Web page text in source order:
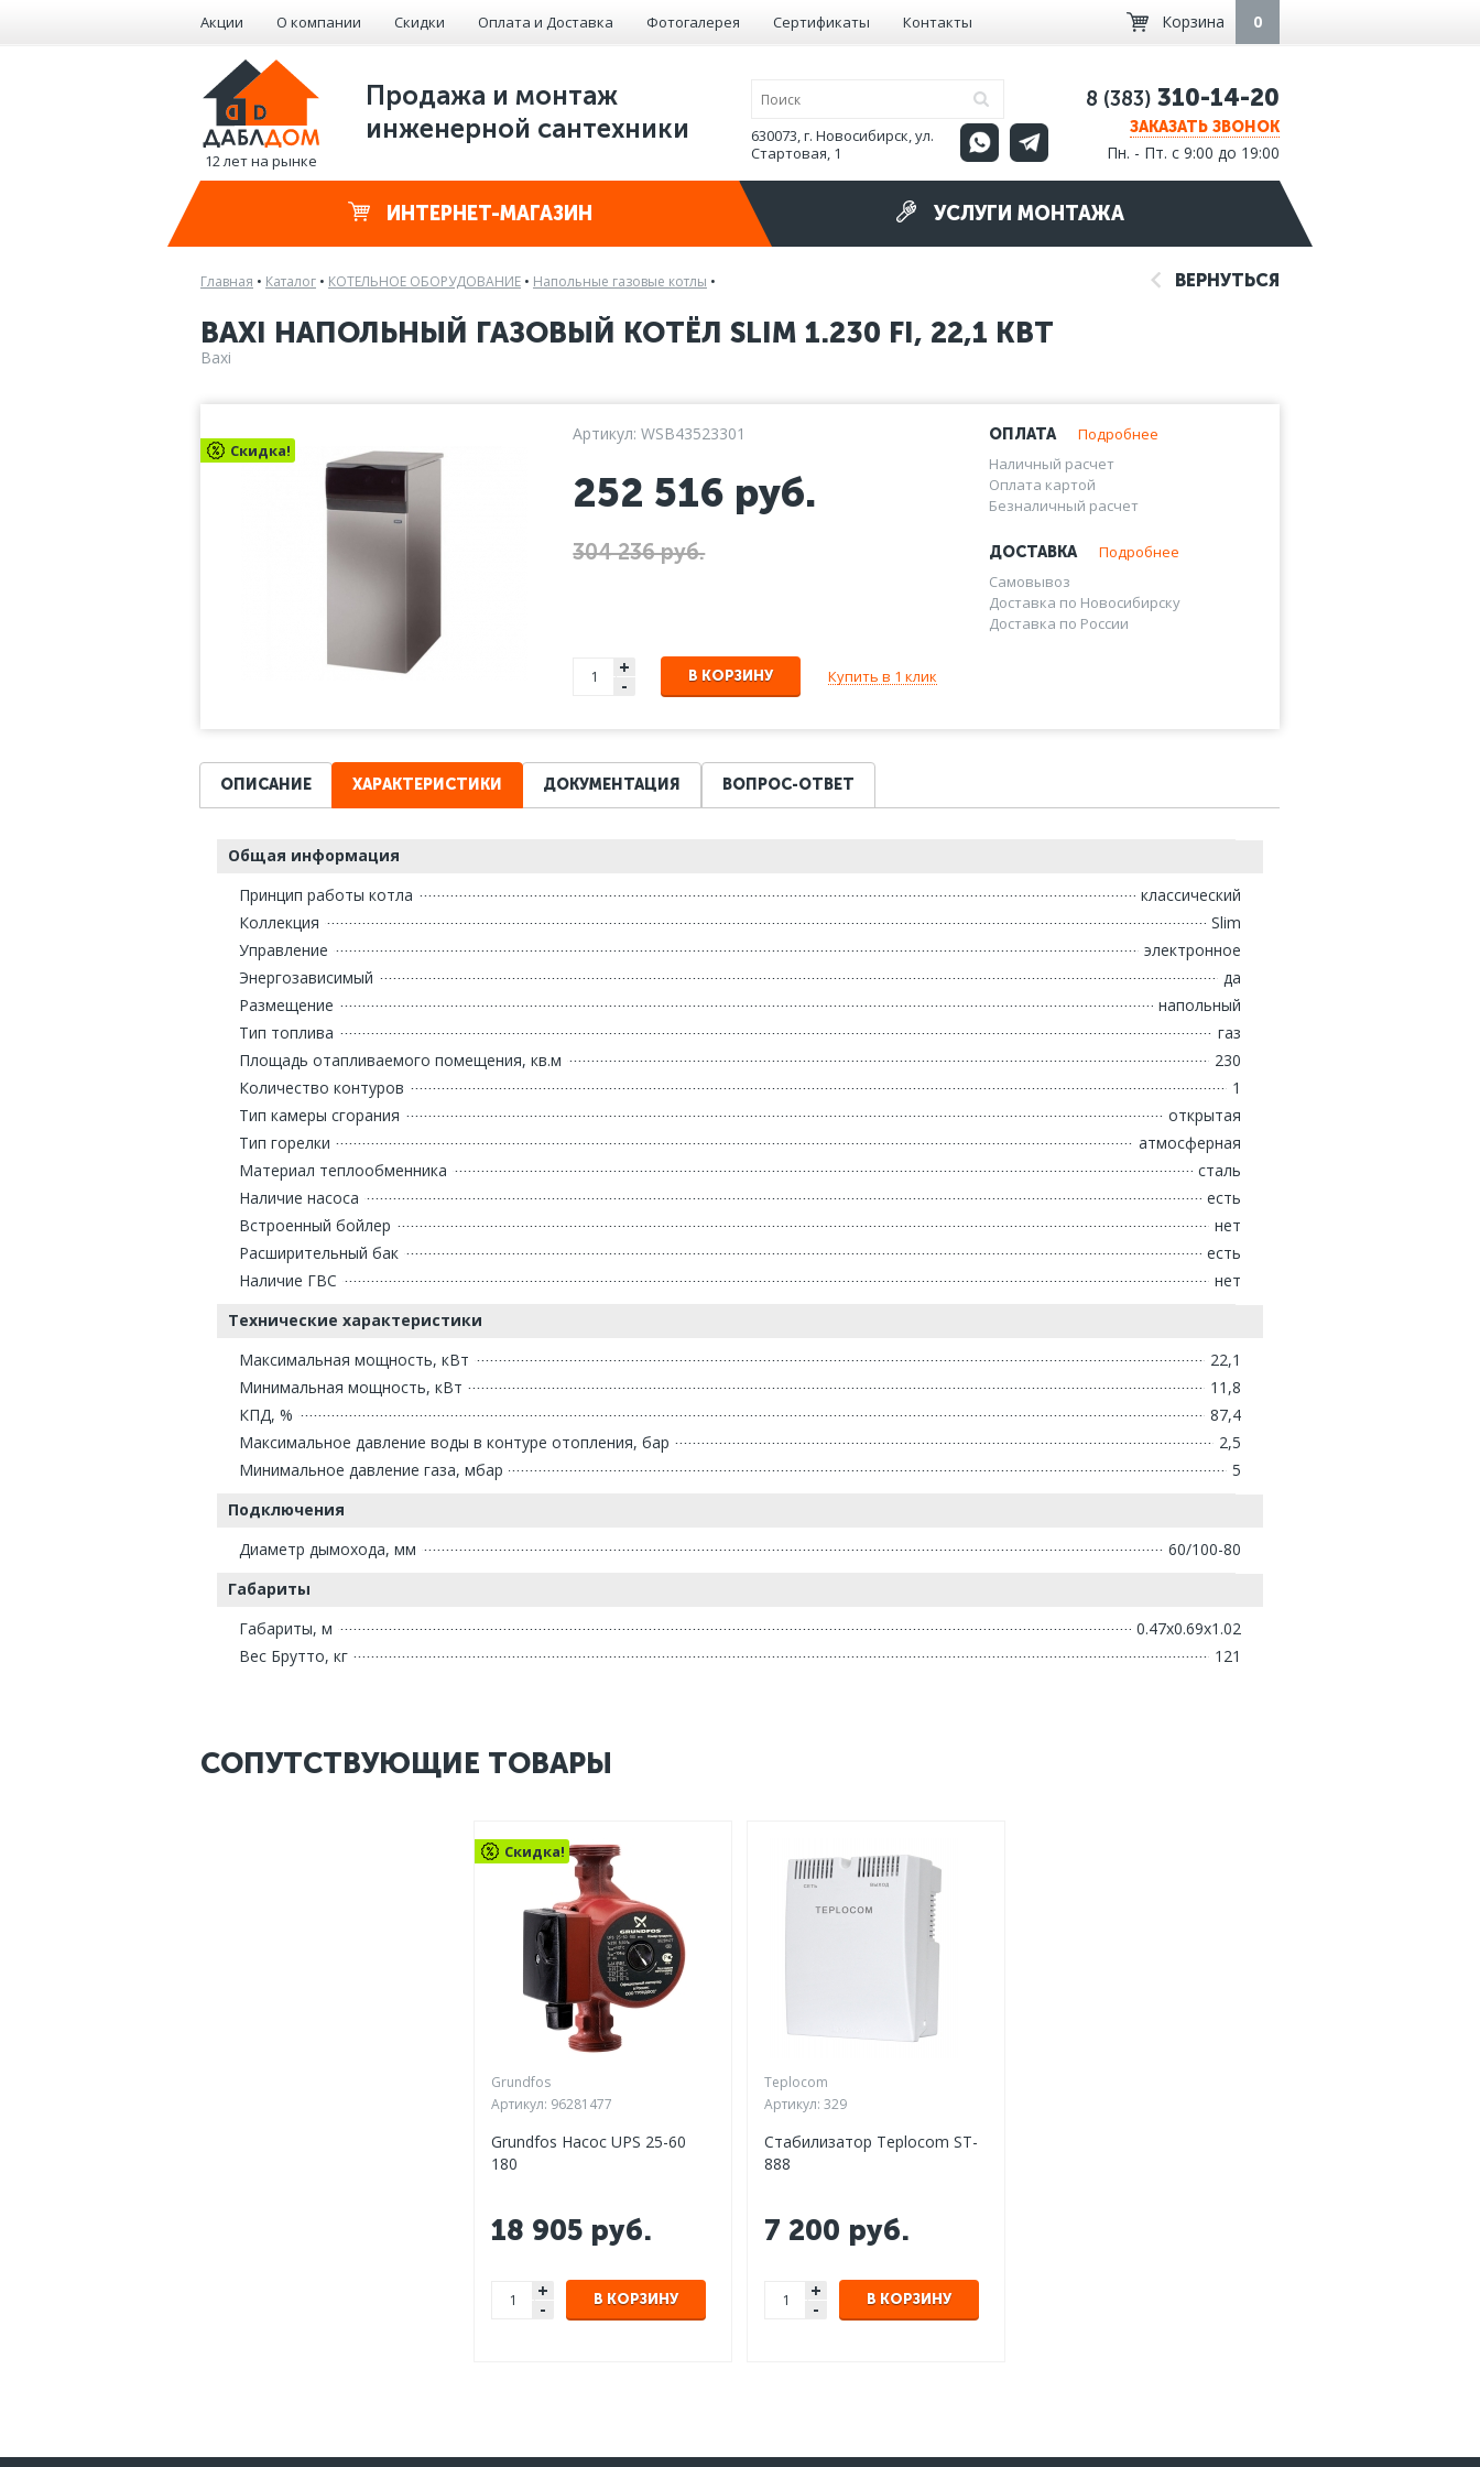
Акции О компании Скидки Оплата и Доставка Фотогалерея Сертификаты Контакты Корзина 0
12 лет на рынке
Продажа и монтаж
инженерной сантехники
630073, г. Новосибирск, ул.
Стартовая, 1
8 (383) 310-14-20
ЗАКАЗАТЬ ЗВОНОК
Пн. - Пт. с 9:00 до 19:00
ИНТЕРНЕТ-МАГАЗИН УСЛУГИ МОНТАЖА
Главная • Каталог • КОТЕЛЬНОЕ ОБОРУДОВАНИЕ • Напольные газовые котлы • ВЕРНУТЬСЯ
BAXI НАПОЛЬНЫЙ ГАЗОВЫЙ КОТЁЛ SLIM 1.230 FI, 22,1 КВТ
Baxi
Скидка!
Артикул: WSB43523301
252 516 руб.
304 236 руб.
ОПЛАТА
Подробнее
Наличный расчет
Оплата картой
Безналичный расчет
ДОСТАВКА
Подробнее
Самовывоз
Доставка по Новосибирску
Доставка по России
+
- В КОРЗИНУ Купить в 1 клик
ОПИСАНИЕ ХАРАКТЕРИСТИКИ ДОКУМЕНТАЦИЯ ВОПРОС-ОТВЕТ
Общая информация
Принцип работы котла
классический
Коллекция
Slim
Управление
электронное
Энергозависимый
да
Размещение
напольный
Тип топлива
газ
Площадь отапливаемого помещения, кв.м
230
Количество контуров
1
Тип камеры сгорания
открытая
Тип горелки
атмосферная
Материал теплообменника
сталь
Наличие насоса
есть
Встроенный бойлер
нет
Расширительный бак
есть
Наличие ГВС
нет
Технические характеристики
Максимальная мощность, кВт
22,1
Минимальная мощность, кВт
11,8
КПД, %
87,4
Максимальное давление воды в контуре отопления, бар
2,5
Минимальное давление газа, мбар
5
Подключения
Диаметр дымохода, мм
60/100-80
Габариты
Габариты, м
0.47x0.69x1.02
Вес Брутто, кг
121
СОПУТСТВУЮЩИЕ ТОВАРЫ
Скидка!
Grundfos
Артикул: 96281477
Grundfos Насос UPS 25-60
180
18 905 руб.
+
- В КОРЗИНУ
Teplocom
Артикул: 329
Стабилизатор Teplocom ST-
888
7 200 руб.
+
- В КОРЗИНУ